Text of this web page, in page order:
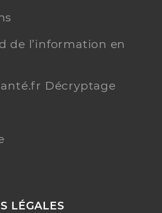
de l’information en
Décryptage
LÉGALES